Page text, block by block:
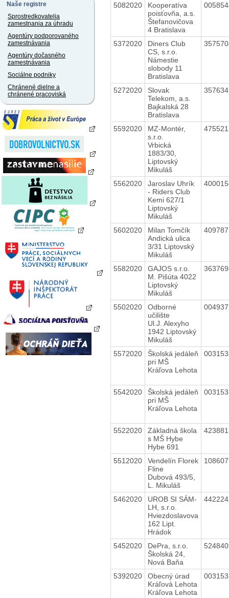
Naše registre
Sprostredkovatelia
zamestnania za úhradu
Agentúry podporovaného
zamestnávania
Agentúry dočasného
zamestnávania
Sociálne podniky
Chránené dielne a
chránené pracoviská
5082020
Kooperatíva
poisťovňa, a.s.
Štefanovičova
4 Bratislava
5372020
Diners Club
CS, s.r.o.
Námestie
slobody 11
Bratislava
5272020
Slovak
Telekom, a.s.
Bajkalská 28
Bratislava
5592020
MZ-Montér,
s.r.o.
Vrbická
1883/30,
Liptovský
Mikuláš
5562020
Jaroslav Uhrík
- Riders Club
Kemi 627/1
Liptovský
Mikuláš
5602020
Milan Tomčík
Andická ulica
3/31 Liptovský
Mikuláš
5582020
GAJOS s.r.o.
M. Pišúta 4022
Liptovský
Mikuláš
5502020
Odborné
učilište
Ul.J. Alexyho
1942 Liptovský
Mikuláš
5572020
Školská jedáleň
pri MŠ
Kráľova Lehota
5542020
Školská jedáleň
pri MŠ
Kráľova Lehota
5522020
Základná škola
s MŠ Hybe
Hybe 691
5512020
Vendelín Florek
Fline
Dubová 493/5,
L. Mikuláš
5462020
UROB SI SÁM-
LH, s.r.o.
Hviezdoslavova
162 Lipt.
Hrádok
5452020
DePra, s.r.o.
Školská 24,
Nová Baňa
5392020
Obecný úrad
Kráľová Lehota
Kráľova Lehota